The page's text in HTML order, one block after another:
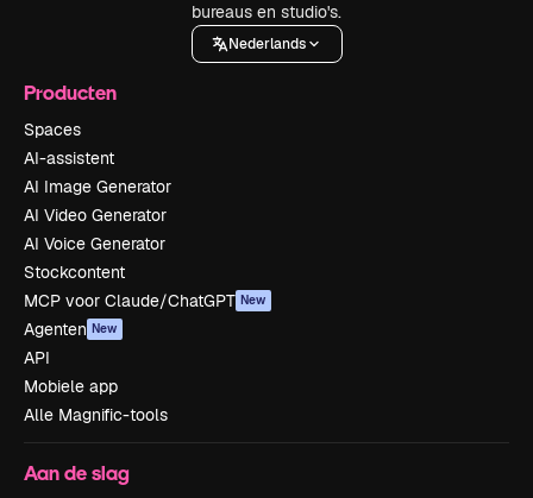
bureaus en studio's.
Nederlands
Producten
Spaces
AI-assistent
AI Image Generator
AI Video Generator
AI Voice Generator
Stockcontent
MCP voor Claude/ChatGPT New
Agenten New
API
Mobiele app
Alle Magnific-tools
Aan de slag